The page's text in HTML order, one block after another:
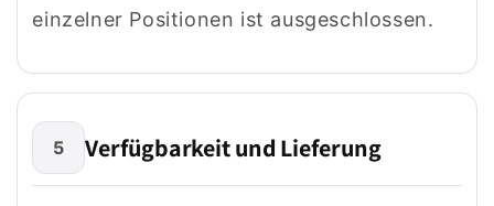
einzelner Positionen ist ausgeschlossen.
5 Verfügbarkeit und Lieferung